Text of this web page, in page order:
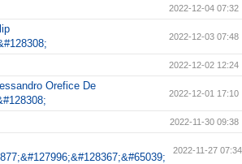
2022-12-04 07:32
2022-12-03 07:48
2022-12-02 12:24
Orefice De
2022-12-01 17:10
2022-11-30 09:38
2022-11-27 07:34